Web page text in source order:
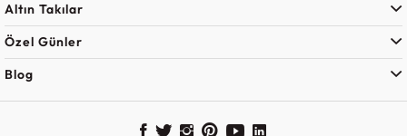
Altın Takılar
Özel Günler
Blog